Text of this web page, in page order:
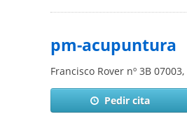
pm-acupuntura
Francisco Rover nº 3B 07003,
Pedir cita